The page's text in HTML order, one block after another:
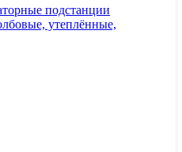
подстанции
утеплённые,